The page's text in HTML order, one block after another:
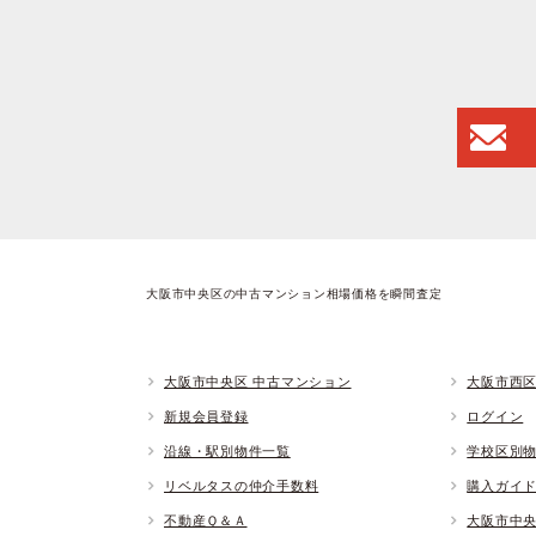
大阪市中央区の中古マンション相場価格を瞬間査定
大阪市中央区 中古マンション 大阪市西
新規会員登録 ログイン
沿線・駅別物件一覧 学校区別
リベルタスの仲介手数料 購入ガイ
不動産Ｑ＆Ａ 大阪市中